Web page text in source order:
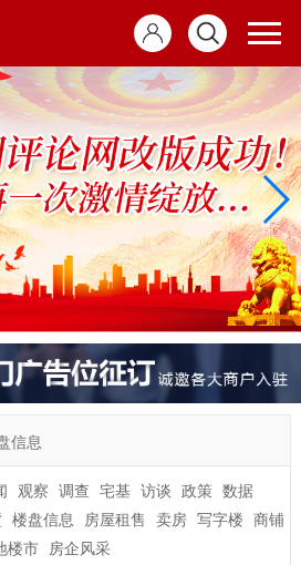
信息
观察 调查 宅基 访谈 政策
数据
楼盘信息 房屋租售 卖房 写字楼
商铺
楼市 房企风采